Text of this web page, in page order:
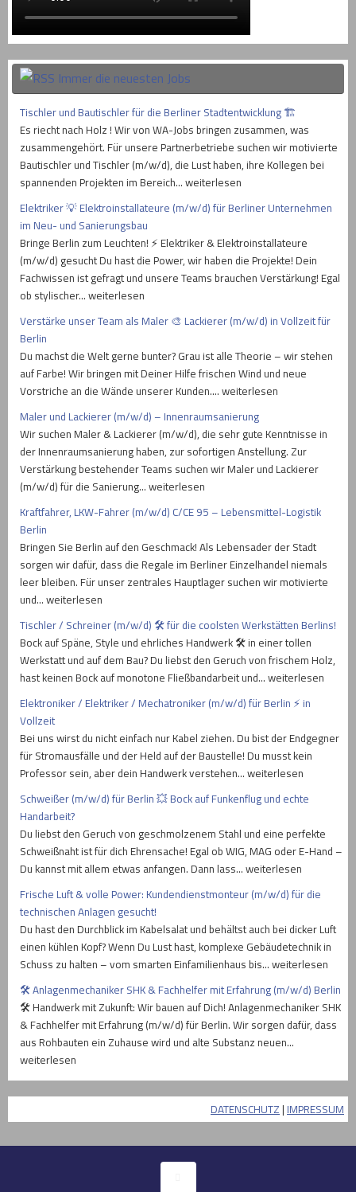
Immer die neuesten Jobs
Tischler und Bautischler für die Berliner Stadtentwicklung 🏗
Es riecht nach Holz ! Wir von WA-Jobs bringen zusammen, was
zusammengehört. Für unsere Partnerbetriebe suchen wir motivierte
Bautischler und Tischler (m/w/d), die Lust haben, ihre Kollegen bei
spannenden Projekten im Bereich… weiterlesen
Elektriker 💡 Elektroinstallateure (m/w/d) für Berliner Unternehmen
im Neu- und Sanierungsbau
Bringe Berlin zum Leuchten! ⚡ Elektriker & Elektroinstallateure
(m/w/d) gesucht Du hast die Power, wir haben die Projekte! Dein
Fachwissen ist gefragt und unsere Teams brauchen Verstärkung! Egal
ob stylischer… weiterlesen
Verstärke unser Team als Maler 🎨 Lackierer (m/w/d) in Vollzeit für
Berlin
Du machst die Welt gerne bunter? Grau ist alle Theorie – wir stehen
auf Farbe! Wir bringen mit Deiner Hilfe frischen Wind und neue
Vorstriche an die Wände unserer Kunden.… weiterlesen
Maler und Lackierer (m/w/d) – Innenraumsanierung
Wir suchen Maler & Lackierer (m/w/d), die sehr gute Kenntnisse in
der Innenraumsanierung haben, zur sofortigen Anstellung. Zur
Verstärkung bestehender Teams suchen wir Maler und Lackierer
(m/w/d) für die Sanierung… weiterlesen
Kraftfahrer, LKW-Fahrer (m/w/d) C/CE 95 – Lebensmittel-Logistik
Berlin
Bringen Sie Berlin auf den Geschmack! Als Lebensader der Stadt
sorgen wir dafür, dass die Regale im Berliner Einzelhandel niemals
leer bleiben. Für unser zentrales Hauptlager suchen wir motivierte
und… weiterlesen
Tischler / Schreiner (m/w/d) 🛠️ für die coolsten Werkstätten Berlins!
Bock auf Späne, Style und ehrliches Handwerk 🛠️ in einer tollen
Werkstatt und auf dem Bau? Du liebst den Geruch von frischem Holz,
hast keinen Bock auf monotone Fließbandarbeit und… weiterlesen
Elektroniker / Elektriker / Mechatroniker (m/w/d) für Berlin ⚡ in
Vollzeit
Bei uns wirst du nicht einfach nur Kabel ziehen. Du bist der Endgegner
für Stromausfälle und der Held auf der Baustelle! Du musst kein
Professor sein, aber dein Handwerk verstehen… weiterlesen
Schweißer (m/w/d) für Berlin 💥 Bock auf Funkenflug und echte
Handarbeit?
Du liebst den Geruch von geschmolzenem Stahl und eine perfekte
Schweißnaht ist für dich Ehrensache! Egal ob WIG, MAG oder E-Hand –
Du kannst mit allem etwas anfangen. Dann lass… weiterlesen
Frische Luft & volle Power: Kundendienstmonteur (m/w/d) für die
technischen Anlagen gesucht!
Du hast den Durchblick im Kabelsalat und behältst auch bei dicker Luft
einen kühlen Kopf? Wenn Du Lust hast, komplexe Gebäudetechnik in
Schuss zu halten – vom smarten Einfamilienhaus bis… weiterlesen
🛠️ Anlagenmechaniker SHK & Fachhelfer mit Erfahrung (m/w/d) Berlin
🛠️ Handwerk mit Zukunft: Wir bauen auf Dich! Anlagenmechaniker SHK
& Fachhelfer mit Erfahrung (m/w/d) für Berlin. Wir sorgen dafür, dass
aus Rohbauten ein Zuhause wird und alte Substanz neuen…
weiterlesen
DATENSCHUTZ | IMPRESSUM